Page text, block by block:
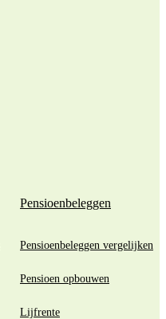
Pensioenbeleggen
Pensioenbeleggen vergelijken
Pensioen opbouwen
Lijfrente